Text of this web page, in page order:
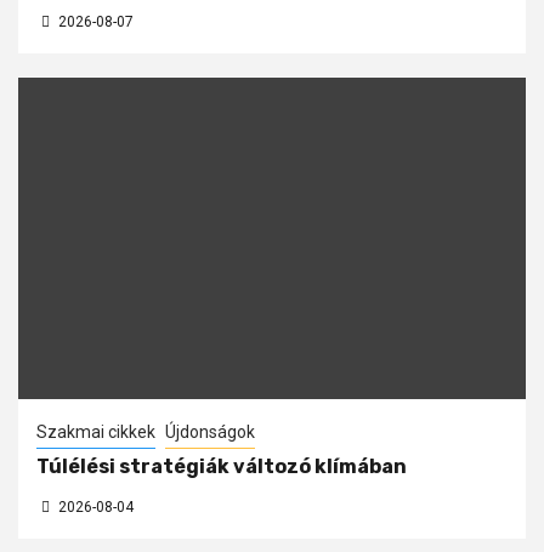
2026-08-07
Szakmai cikkek Újdonságok
Túlélési stratégiák változó klímában
2026-08-04